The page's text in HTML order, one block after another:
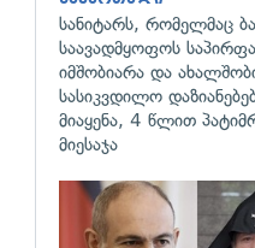
სანიტარს, რომელმაც
საავადმყოფოს
იმშობიარა და
სასიკვდილო
მიაყენა, 4 წლით
მიესაჯა